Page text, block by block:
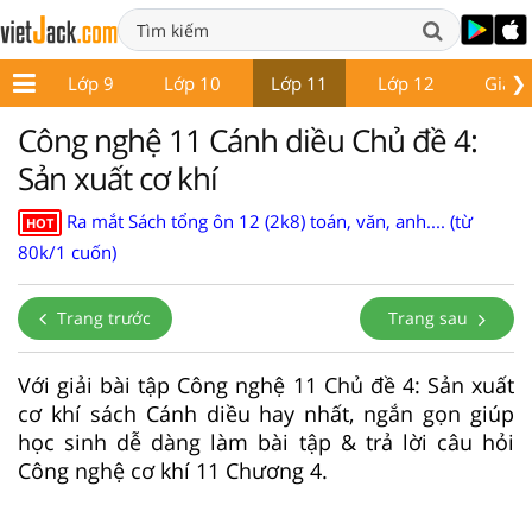
❯
8 Lớp 9 Lớp 10 Lớp 11 Lớp 12 Giáo
Công nghệ 11 Cánh diều Chủ đề 4:
Sản xuất cơ khí
HOT
Ra mắt Sách tổng ôn 12 (2k8) toán, văn, anh.... (từ
80k/1 cuốn)
Trang trước Trang sau
Với giải bài tập Công nghệ 11 Chủ đề 4: Sản xuất
cơ khí sách Cánh diều hay nhất, ngắn gọn giúp
học sinh dễ dàng làm bài tập & trả lời câu hỏi
Công nghệ cơ khí 11 Chương 4.